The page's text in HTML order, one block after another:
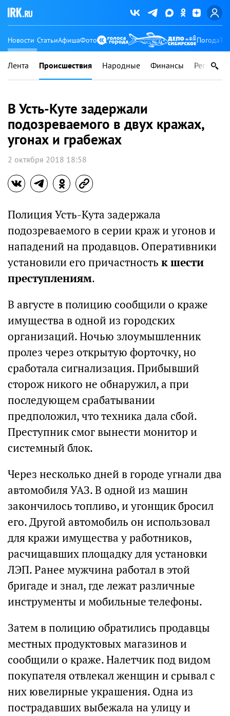
Новости СтатьиАфишаФото Погода
Лента Происшествия Народные Финансы Регионы
В Усть-Куте задержали
подозреваемого в двух кражах,
угонах и грабежах
2 октября 2018 18:58
Полиция Усть-Кута задержала
подозреваемого в серии краж и угонов и
нападений на продавцов. Оперативники
установили его причастность к шести
преступлениям.
В августе в полицию сообщили о краже
имущества в одной из городских
организаций. Ночью злоумышленник
пролез через открытую форточку, но
сработала сигнализация. Прибывший
сторож никого не обнаружил, а при
последующем срабатывании
предположил, что техника дала сбой.
Преступник смог вынести монитор и
системный блок.
Через несколько дней в городе угнали два
автомобиля УАЗ. В одной из машин
закончилось топливо, и угонщик бросил
его. Другой автомобиль он использовал
для кражи имущества у работников,
расчищавших площадку для установки
ЛЭП. Ранее мужчина работал в этой
бригаде и знал, где лежат различные
инструменты и мобильные телефоны.
Затем в полицию обратились продавцы
местных продуктовых магазинов и
сообщили о краже. Налетчик под видом
покупателя отвлекал женщин и срывал с
них ювелирные украшения. Одна из
пострадавших выбежала на улицу и